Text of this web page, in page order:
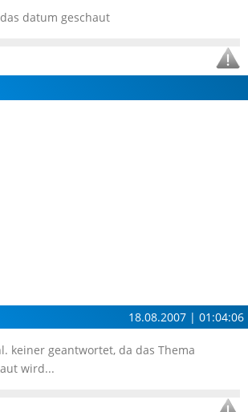
datum geschaut
18.08.2007 | 01:04:06
keiner geantwortet, da das Thema
wird...